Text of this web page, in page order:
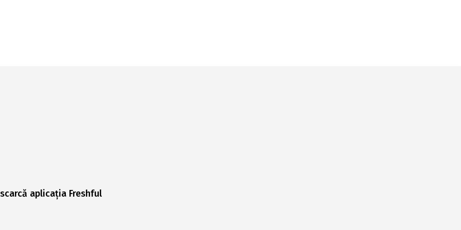
aplicația Freshful